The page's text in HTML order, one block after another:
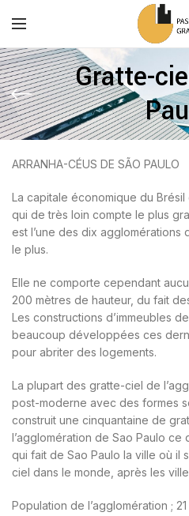
Gratte-
ARRANHA-CÉUS DE SÃO PAULO
La capitale économique du Brésil
qui de très loin compte le plus
est l’une des dix
le plus.
Elle ne comporte cependant
200 mètres de hauteur, du fait
Les constructions d’immeubles
beaucoup développées ces
pour abriter des logements.
La plupart des gratte-ciel de
post-moderne avec des formes
construit une cinquantaine de
l’agglomération de Sao Paulo
qui fait de Sao Paulo la ville où il
ciel dans le monde, après les
Population de l’agglomération ;